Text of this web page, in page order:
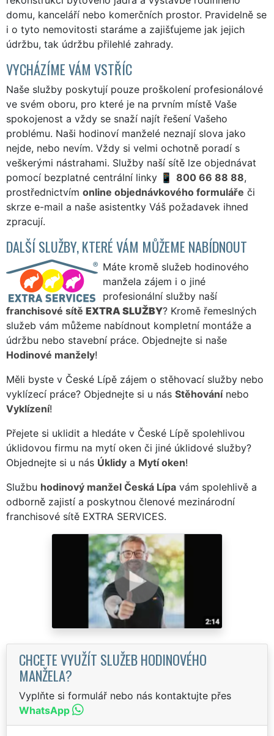
domu, kanceláří nebo komerčních prostor. Pravidelně se
i o tyto nemovitosti staráme a zajišťujeme jak jejich
údržbu, tak údržbu přilehlé zahrady.
VYCHÁZÍME VÁM VSTŘÍC
Naše služby poskytují pouze proškolení profesionálové
ve svém oboru, pro které je na prvním místě Vaše
spokojenost a vždy se snaží najít řešení Vašeho
problému. Naši hodinoví manželé neznají slova jako
nejde, nebo nevím. Vždy si velmi ochotně poradí s
veškerými nástrahami. Služby naší sítě lze objednávat
pomocí bezplatné centrální linky
800 66 88 88,
prostřednictvím online objednávkového formuláře či
skrze e-mail a naše asistentky Váš požadavek ihned
zpracují.
DALŠÍ SLUŽBY, KTERÉ VÁM MŮŽEME NABÍDNOUT
Máte kromě služeb hodinového
manžela zájem i o jiné
profesionální služby naší
franchisové sítě EXTRA SLUŽBY? Kromě řemeslných
služeb vám můžeme nabídnout kompletní montáže a
údržbu nebo stavební práce. Objednejte si naše
Hodinové manžely!
Měli byste v České Lípě zájem o stěhovací služby nebo
vyklízecí práce? Objednejte si u nás Stěhovánínebo
Vyklízení!
Přejete si uklidit a hledáte v České Lípě spolehlivou
úklidovou firmu na mytí oken či jiné úklidové služby?
Objednejte si u nás Úklidy a Mytí oken!
Službu hodinový manžel Česká Lípa vám spolehlivě a
odborně zajistí a poskytnou členové mezinárodní
franchisové sítě EXTRA SERVICES.
CHCETE VYUŽÍT SLUŽEB HODINOVÉHO
MANŽELA?
Vyplňte si formulář nebo nás kontaktujte přes
WhatsApp